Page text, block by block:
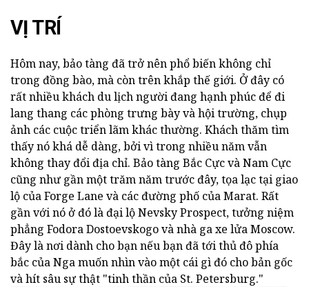
VỊ TRÍ
Hôm nay, bảo tàng đã trở nên phổ biến không chỉ
trong đồng bào, mà còn trên khắp thế giới. Ở đây có
rất nhiều khách du lịch người đang hạnh phúc để đi
lang thang các phòng trưng bày và hội trường, chụp
ảnh các cuộc triển lãm khác thường. Khách thăm tìm
thấy nó khá dễ dàng, bởi vì trong nhiều năm vẫn
không thay đổi địa chỉ. Bảo tàng Bắc Cực và Nam Cực
cũng như gần một trăm năm trước đây, tọa lạc tại giao
lộ của Forge Lane và các đường phố của Marat. Rất
gần với nó ở đó là đại lộ Nevsky Prospect, tưởng niệm
phẳng Fodora Dostoevskogo và nhà ga xe lửa Moscow.
Đây là nơi dành cho bạn nếu bạn đã tới thủ đô phía
bắc của Nga muốn nhìn vào một cái gì đó cho bản gốc
và hít sâu sự thật "tinh thần của St. Petersburg."